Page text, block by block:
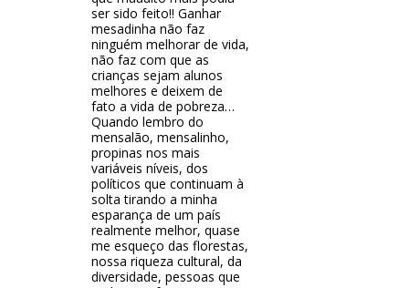
ser sido feito!! Ganhar
mesadinha não faz
ninguém melhorar de vida,
não faz com que as
crianças sejam alunos
melhores e deixem de
fato a vida de pobreza…
Quando lembro do
mensalão, mensalinho,
propinas nos mais
variáveis níveis, dos
políticos que continuam à
solta tirando a minha
esparança de um país
realmente melhor, quase
me esqueço das florestas,
nossa riqueza cultural, da
diversidade, pessoas que